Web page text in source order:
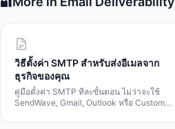
วิธีตั้งค่า SMTP สำหรับส่งอีเมลจาก
ธุรกิจของคุณ
คู่มือตั้งค่า SMTP ทีละขั้นตอน ไม่ว่าจะใช้
SendWave, Gmail, Outlook หรือ Custom